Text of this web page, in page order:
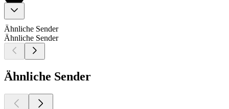
Ähnliche Sender
Ähnliche Sender
Ähnliche Sender